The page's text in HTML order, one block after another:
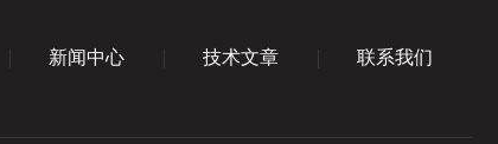
新闻中心 技术文章 联系我们